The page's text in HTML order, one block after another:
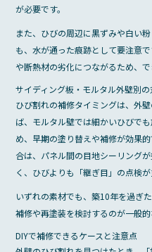
が必要です。
また、ひびの周辺に黒ずみや白い
も、水が通った痕跡として要注意
や断熱材の劣化につながるため、
サイディング板・モルタル外壁別
ひび割れの補修タイミングは、外
ば、モルタル壁では細かいひびで
め、早期の塗り替えや補修が効果
合は、パネル間の目地シーリング
く、ひびよりも「継ぎ目」の点検が
いずれの素材でも、築10年を過ぎ
補修や再塗装を検討するのが一般的
DIYで補修できるケースと注意点